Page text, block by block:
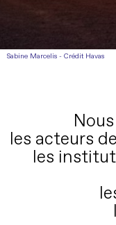
Sabine Marcelis - Crédit Havas
les acteurs
les